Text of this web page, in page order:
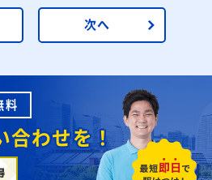
次へ
料
合わせを！